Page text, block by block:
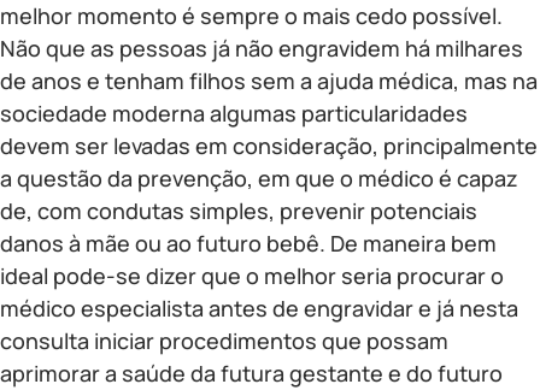
melhor momento é sempre o mais cedo possível.
Não que as pessoas já não engravidem há milhares
de anos e tenham filhos sem a ajuda médica, mas na
sociedade moderna algumas particularidades
devem ser levadas em consideração, principalmente
a questão da prevenção, em que o médico é capaz
de, com condutas simples, prevenir potenciais
danos à mãe ou ao futuro bebê. De maneira bem
ideal pode-se dizer que o melhor seria procurar o
médico especialista antes de engravidar e já nesta
consulta iniciar procedimentos que possam
aprimorar a saúde da futura gestante e do futuro